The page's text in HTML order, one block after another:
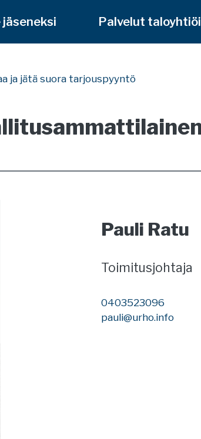
jäseneksi Palvelut
ja jätä suora tarjouspyyntö
Pauli Ratu
Toimitusjohtaja
0403523096
pauli@urho.info